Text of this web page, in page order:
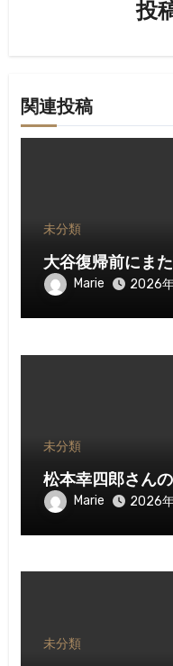
投
関連投稿
未分類
大谷復帰前にま
Marie 2026
未分類
松本幸四郎さん
Marie 2026
未分類